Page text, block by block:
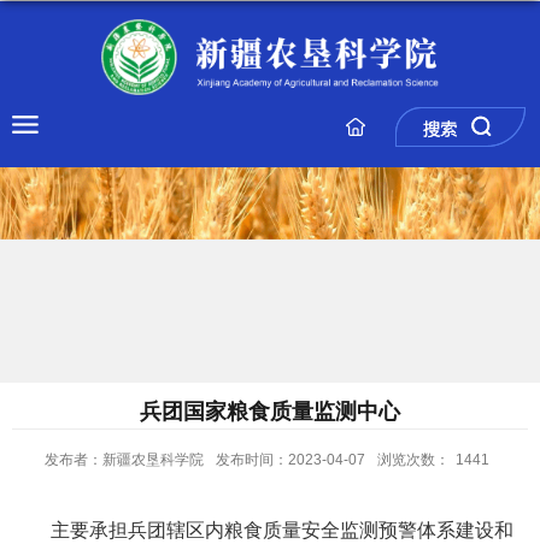
兵团国家粮食质量监测中心
发布者：新疆农垦科学院 发布时间：2023-04-07 浏览次数： 1441
主要承担兵团辖区内粮食质量安全监测预警体系建设和